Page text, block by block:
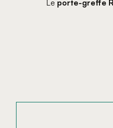
Le porte-greffe